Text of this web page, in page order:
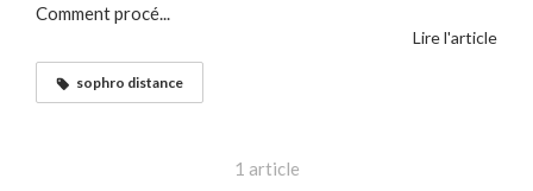
Comment procé...
Lire l'article
sophro distance
1 article